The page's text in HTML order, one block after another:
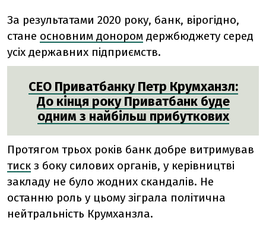
За результатами 2020 року, банк, вірогідно,
стане основним донором держбюджету серед
усіх державних підприємств.
СЕО Приватбанку Петр Крумханзл:
До кінця року Приватбанк буде
одним з найбільш прибуткових
Протягом трьох років банк добре витримував
тиск з боку силових органів, у керівництві
закладу не було жодних скандалів. Не
останню роль у цьому зіграла політична
нейтральність Крумханзла.